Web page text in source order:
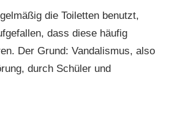
die Toiletten benutzt,
dass diese häufig
Der Grund: Vandalismus, also
durch Schüler und